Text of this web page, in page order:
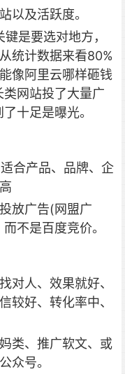
以及活跃度。
是要选对地方，
统计数据来看80%
像阿里云哪样砸钱
网站投了大量广
十足是曝光。
合产品、品牌、企
放广告(网盟广
不是百度竞价。
对人、效果就好、
较好、转化率中、
类、推广软文、或
众号。